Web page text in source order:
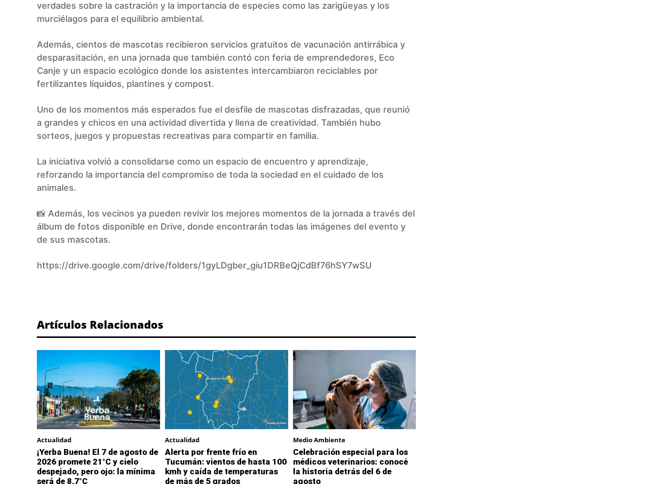
verdades sobre la castración y la importancia de especies como las zarigüeyas y los
murciélagos para el equilibrio ambiental.
Además, cientos de mascotas recibieron servicios gratuitos de vacunación antirrábica y
desparasitación, en una jornada que también contó con feria de emprendedores, Eco
Canje y un espacio ecológico donde los asistentes intercambiaron reciclables por
fertilizantes líquidos, plantines y compost.
Uno de los momentos más esperados fue el desfile de mascotas disfrazadas, que reunió
a grandes y chicos en una actividad divertida y llena de creatividad. También hubo
sorteos, juegos y propuestas recreativas para compartir en familia.
La iniciativa volvió a consolidarse como un espacio de encuentro y aprendizaje,
reforzando la importancia del compromiso de toda la sociedad en el cuidado de los
animales.
📸 Además, los vecinos ya pueden revivir los mejores momentos de la jornada a través del
álbum de fotos disponible en Drive, donde encontrarán todas las imágenes del evento y
de sus mascotas.
https://drive.google.com/drive/folders/1gyLDgber_giu1DRBeQjCdBf76hSY7wSU
Artículos Relacionados
Actualidad
¡Yerba Buena! El 7 de agosto de
2026 promete 21°C y cielo
despejado, pero ojo: la mínima
será de 8,7°C
Actualidad
Alerta por frente frío en
Tucumán: vientos de hasta 100
kmh y caída de temperaturas
de más de 5 grados
Medio Ambiente
Celebración especial para los
médicos veterinarios: conocé
la historia detrás del 6 de
agosto